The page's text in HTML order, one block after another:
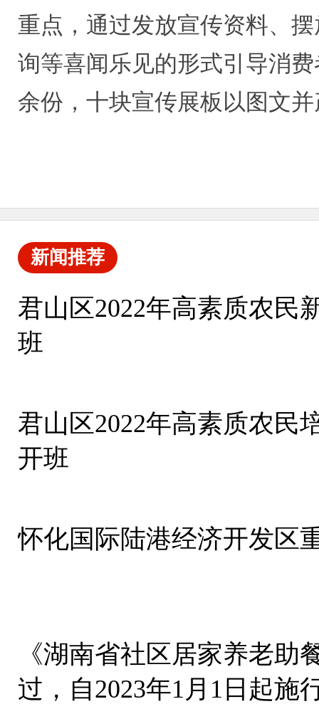
重点，通过发放宣传资料、
询等喜闻乐见的形式引导消
余份，十块宣传展板以图文
新闻推荐
君山区2022年高素质农民
班
君山区2022年高素质农民
开班
怀化国际陆港经济开发区
《湖南省社区居家养老
过，自2023年1月1日起施